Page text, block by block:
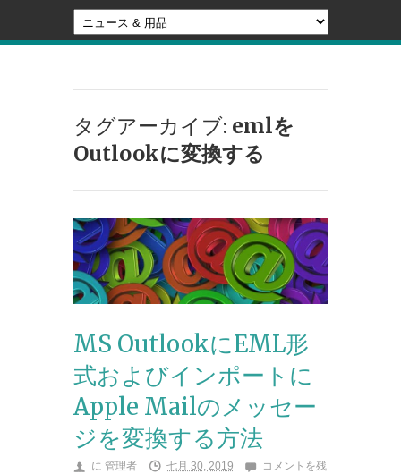
タグアーカイブ: emlを
Outlookに変換する
MS OutlookにEML形
式およびインポートに
Apple Mailのメッセー
ジを変換する方法
に 管理者 七月 30, 2019
コメントを残